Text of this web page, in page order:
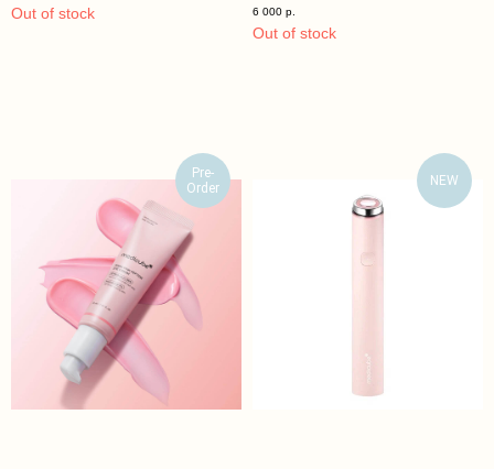
Out of stock 6 000 р.
Out of stock
Pre-
Order
NEW